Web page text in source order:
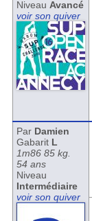
Niveau Avancé
voir son quiver
Par Damien
Gabarit L
1m86 85 kg.
54 ans
Niveau
Intermédiaire
voir son quiver